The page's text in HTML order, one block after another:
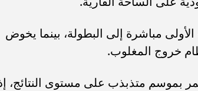
مباشرة إلى البطولة، بينما يخوض
خروج المغلوب.
بموسم متذبذب على مستوى النتائج،